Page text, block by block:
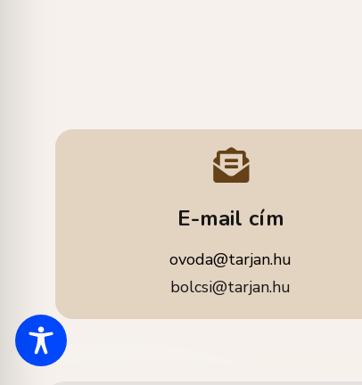
E-mail cím
ovoda@tarjan.hu
bolcsi@tarjan.hu